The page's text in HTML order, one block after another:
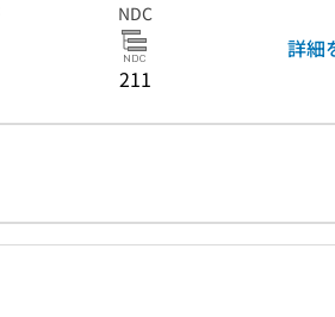
NDC
211
詳細